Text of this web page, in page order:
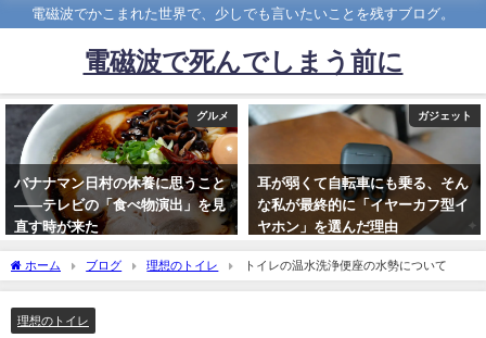
電磁波でかこまれた世界で、少しでも言いたいことを残すブログ。
電磁波で死んでしまう前に
グルメ
バナナマン日村の休養に思うこと
――テレビの「食べ物演出」を見
直す時が来た
ガジェット
耳が弱くて自転車にも乗る、そん
な私が最終的に「イヤーカフ型イ
ヤホン」を選んだ理由
ホーム ブログ 理想のトイレ トイレの温水洗浄便座の水勢について
理想のトイレ